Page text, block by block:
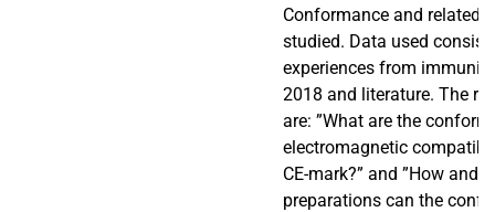
Conformance and related
studied. Data used consist
experiences from
2018 and literature. The
are: ”What are the
electromagnetic
CE-mark?” and ”How and
preparations can the